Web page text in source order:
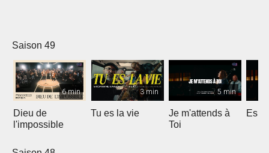
Saison 49
6 min
Dieu de
l'impossible
3 min
Tu es la vie
5 min
Je m'attends à
Toi